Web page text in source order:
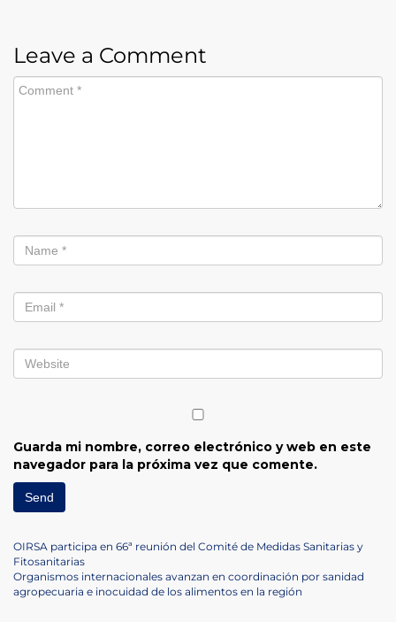
Leave a Comment
Guarda mi nombre, correo electrónico y web en este
navegador para la próxima vez que comente.
Navegación
de
Previous
Post
OIRSA participa en 66ª reunión del Comité de Medidas Sanitarias y
Fitosanitarias
Next
Post
Organismos internacionales avanzan en coordinación por sanidad
agropecuaria e inocuidad de los alimentos en la región